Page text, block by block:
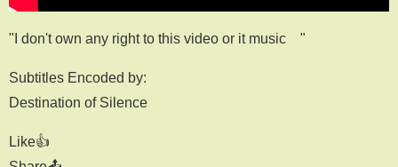
"I don't own any right to this video or it music©"
Subtitles Encoded by:
Destination of Silence
Like👍